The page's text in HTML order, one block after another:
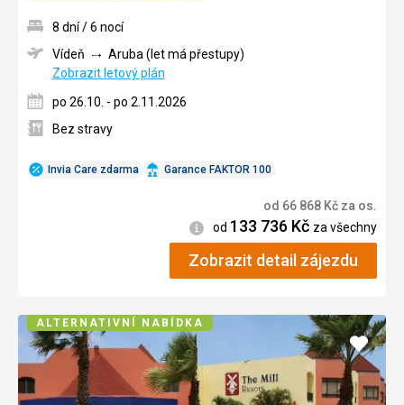
Invia Care zdarma Garance FAKTOR 100
8 dní / 6 nocí
Vídeň
Aruba (let má přestupy)
Zobrazit letový plán
po 26.10. - po 2.11.2026
Bez stravy
od 66 868 Kč za os.
Informace
od 133 736 Kč za všechny
Zobrazit detail zájezdu
Přidat
do
ALTERNATIVNÍ NABÍDKA